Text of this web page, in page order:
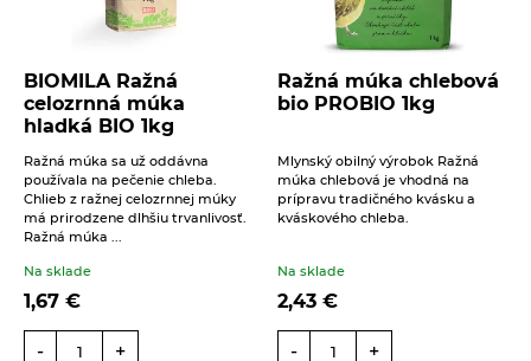
Beriem na vedomiespracovanie osobných údajov.
ODOSLAŤ
BIOMILA Ražná
celozrnná múka
hladká BIO 1kg
Ražná múka sa už oddávna
používala na pečenie chleba.
Chlieb z ražnej celozrnnej múky
má prirodzene dlhšiu trvanlivosť.
Ražná múka ...
Na sklade
1,67 €
- +
Ražná múka chlebová
bio PROBIO 1kg
Mlynský obilný výrobok Ražná
múka chlebová je vhodná na
prípravu tradičného kvásku a
kváskového chleba.
Na sklade
2,43 €
- +